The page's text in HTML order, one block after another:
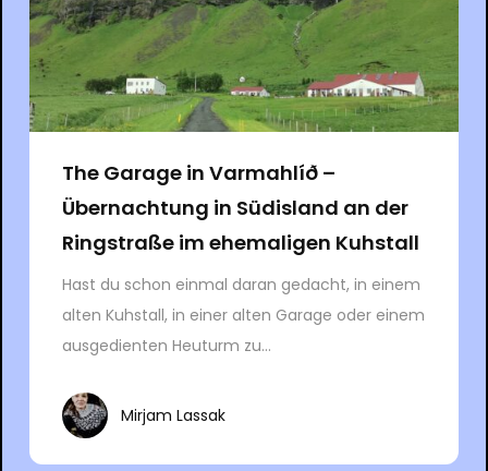
The Garage in Varmahlíð –
Übernachtung in Südisland an der
Ringstraße im ehemaligen Kuhstall
Hast du schon einmal daran gedacht, in einem
alten Kuhstall, in einer alten Garage oder einem
ausgedienten Heuturm zu...
Mirjam Lassak